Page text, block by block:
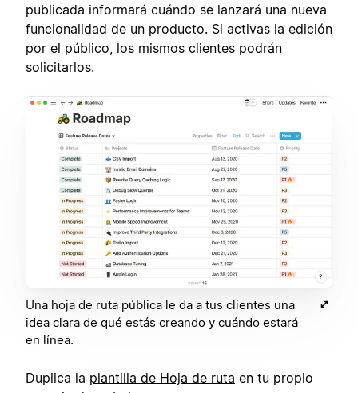
publicada informará cuándo se lanzará una nueva
funcionalidad de un producto. Si activas la edición
por el público, los mismos clientes podrán
solicitarlos.
Una hoja de ruta pública le da a tus clientes una
idea clara de qué estás creando y cuándo estará
en línea.
Duplica la plantilla de Hoja de ruta en tu propio